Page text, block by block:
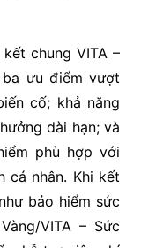
chung VITA –
ưu điểm vượt
cố; khả năng
dài hạn; và
phù hợp với
cá nhân. Khi kết
bảo hiểm sức
VITA – Sức